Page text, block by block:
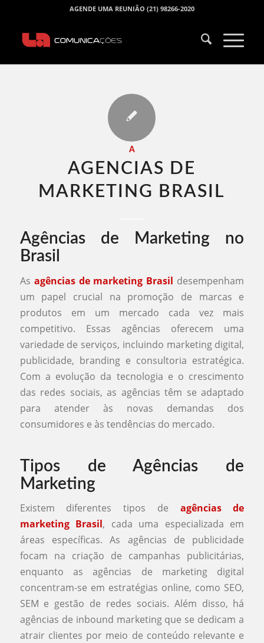
AGENDE UMA REUNIÃO (21) 98266-2020
A
AGENCIAS DE
MARKETING BRASIL​
Agências de Marketing no
Brasil
As agências de marketing Brasil desempenham
um papel crucial na promoção de marcas e
produtos em um mercado cada vez mais
competitivo. Essas agências oferecem uma
variedade de serviços, incluindo marketing digital,
publicidade, branding e consultoria estratégica.
Com a evolução da tecnologia e o crescimento
das redes sociais, as agências têm se adaptado
para atender às novas demandas dos
consumidores e às tendências do mercado.
Tipos de Agências de
Marketing
Existem diferentes tipos de agências de
marketing Brasil, cada uma especializada em
áreas específicas. As agências de publicidade
focam na criação de campanhas publicitárias,
enquanto as agências de marketing digital
concentram-se em estratégias online, como SEO,
SEM e gestão de redes sociais. Além disso, há
agências de inbound marketing que se dedicam a
atrair clientes por meio de conteúdo relevante e